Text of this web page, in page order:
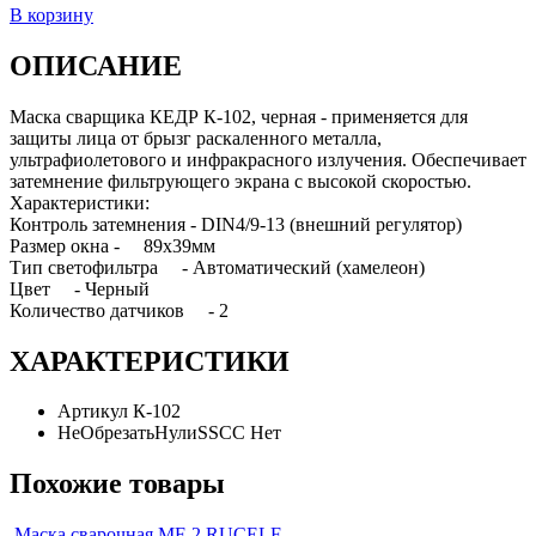
В корзину
ОПИСАНИЕ
Маска сварщика КЕДР К-102, черная - применяется для
защиты лица от брызг раскаленного металла,
ультрафиолетового и инфракрасного излучения. Обеспечивает
затемнение фильтрующего экрана с высокой скоростью.
Характеристики:
Контроль затемнения - DIN4/9-13 (внешний регулятор)
Размер окна - 89х39мм
Тип светофильтра - Автоматический (хамелеон)
Цвет - Черный
Количество датчиков - 2
ХАРАКТЕРИСТИКИ
Артикул К-102
НеОбрезатьНулиSSCC Нет
Похожие товары